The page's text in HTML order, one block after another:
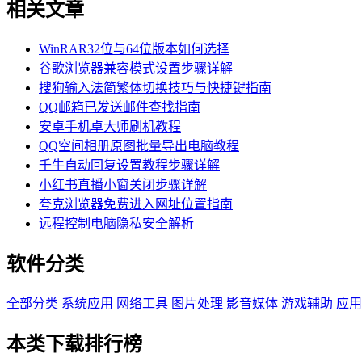
相关文章
WinRAR32位与64位版本如何选择
谷歌浏览器兼容模式设置步骤详解
搜狗输入法简繁体切换技巧与快捷键指南
QQ邮箱已发送邮件查找指南
安卓手机卓大师刷机教程
QQ空间相册原图批量导出电脑教程
千牛自动回复设置教程步骤详解
小红书直播小窗关闭步骤详解
夸克浏览器免费进入网址位置指南
远程控制电脑隐私安全解析
软件分类
全部分类 系统应用 网络工具 图片处理 影音媒体 游戏辅助 应
本类下载排行榜